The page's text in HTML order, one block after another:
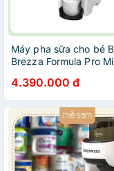
Máy pha sữa cho bé
Brezza Formula Pro
Monnie Kids
4.390.000 đ